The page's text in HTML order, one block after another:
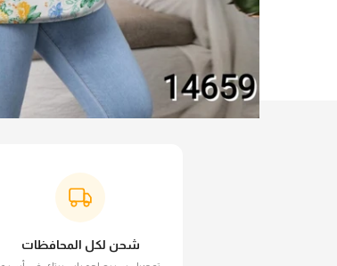
شحن لكل المحافظات